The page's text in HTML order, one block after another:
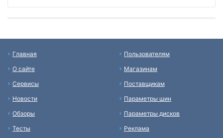
Главная
О сайте
Сервисы
Новости
Обзоры
Тесты
Пользователям
Магазинам
Поставщикам
Параметры шин
Параметры дисков
Реклама